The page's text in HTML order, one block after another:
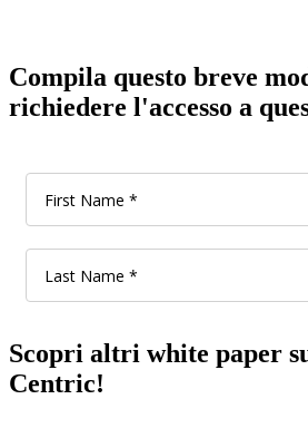
Compila questo breve
richiedere l'accesso a
Scopri altri white paper
Centric!